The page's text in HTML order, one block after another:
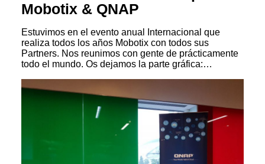
Mobotix & QNAP
Estuvimos en el evento anual Internacional que
realiza todos los años Mobotix con todos sus
Partners. Nos reunimos con gente de prácticamente
todo el mundo. Os dejamos la parte gráfica:…